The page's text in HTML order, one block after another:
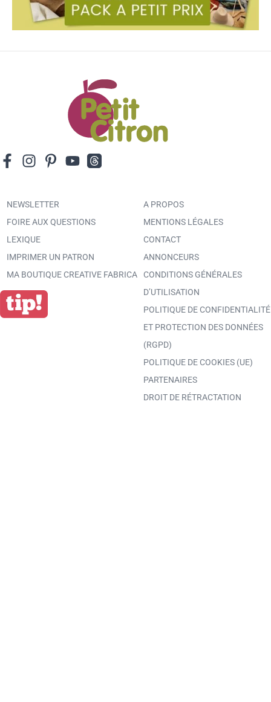
NEWSLETTER
FOIRE AUX QUESTIONS
LEXIQUE
IMPRIMER UN PATRON
MA BOUTIQUE CREATIVE FABRICA
A PROPOS
MENTIONS LÉGALES
CONTACT
ANNONCEURS
CONDITIONS GÉNÉRALES
D’UTILISATION
POLITIQUE DE CONFIDENTIALITÉ
ET PROTECTION DES DONNÉES
(RGPD)
POLITIQUE DE COOKIES (UE)
PARTENAIRES
DROIT DE RÉTRACTATION